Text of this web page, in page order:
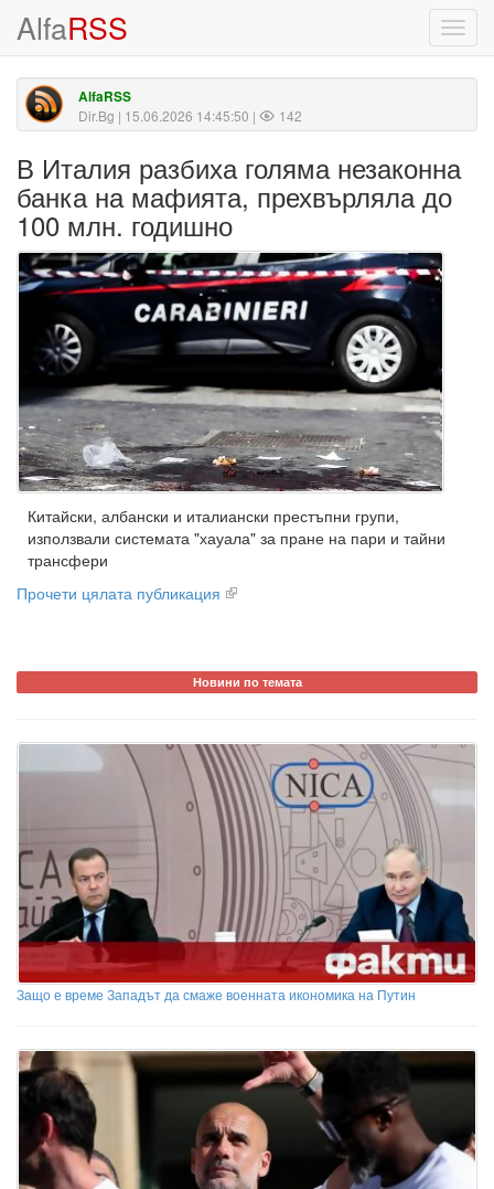
AlfaRSS
AlfaRSS
Dir.Bg | 15.06.2026 14:45:50 | 142
В Италия разбиха голяма незаконна
банка на мафията, прехвърляла до
100 млн. годишно
Китайски, албански и италиански престъпни групи,
използвали системата "хауала" за пране на пари и тайни
трансфери
Прочети цялата публикация
Новини по темата
Защо е време Западът да смаже военната икономика на Путин